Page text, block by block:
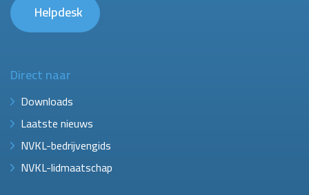
Helpdesk
Direct naar
Downloads
Laatste nieuws
NVKL-bedrijvengids
NVKL-lidmaatschap